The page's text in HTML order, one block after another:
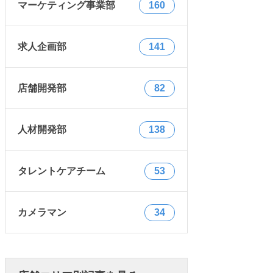
マーケティング事業部 160
求人企画部 141
店舗開発部 82
人材開発部 138
タレントケアチーム 53
カメラマン 34